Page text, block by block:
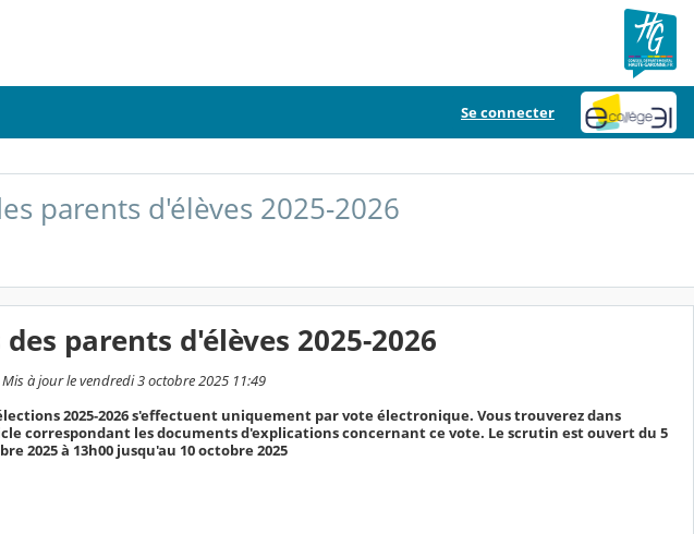
Se connecter
parents d'élèves 2025-2026
parents d'élèves 2025-2026
à jour le vendredi 3 octobre 2025 11:49
2025-2026 s'effectuent uniquement par vote électronique. Vous trouverez dans
correspondant les documents d'explications concernant ce vote. Le scrutin est ouvert du 5
2025 à 13h00 jusqu'au 10 octobre 2025